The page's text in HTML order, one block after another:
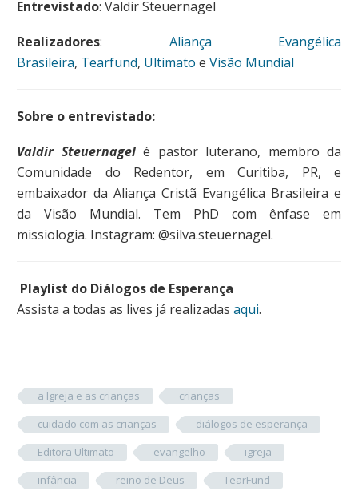
Entrevistado: Valdir Steuernagel
Realizadores: Aliança Evangélica
Brasileira, Tearfund, Ultimato e Visão Mundial
Sobre o entrevistado:
Valdir Steuernagelé pastor luterano, membro da
Comunidade do Redentor, em Curitiba, PR, e
embaixador da Aliança Cristã Evangélica Brasileira e
da Visão Mundial. Tem PhD com ênfase em
missiologia. Instagram: @silva.steuernagel.
Playlist do Diálogos de Esperança
Assista a todas as lives já realizadas aqui.
a Igreja e as crianças
crianças
cuidado com as crianças
diálogos de esperança
Editora Ultimato
evangelho
igreja
infância
reino de Deus
TearFund